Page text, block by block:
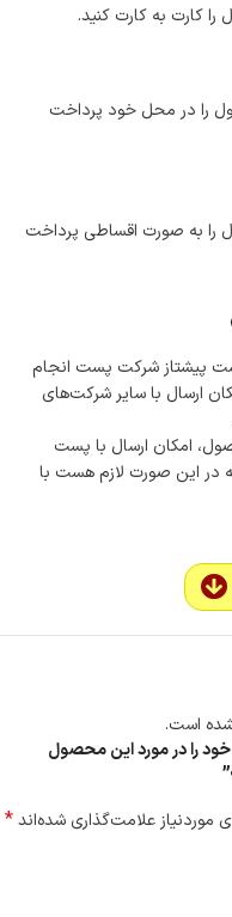
کارت به کارت کنید.
را در محل خود پرداخت
را به صورت اقساطی پرداخت
پیشتاز شرکت پست انجام
ارسال با سایر شرکت‌های
امکان ارسال با پست
که در این صورت لازم هست با
است.
خود را در مورد این محصول
علامت‌گذاری شده‌اند*